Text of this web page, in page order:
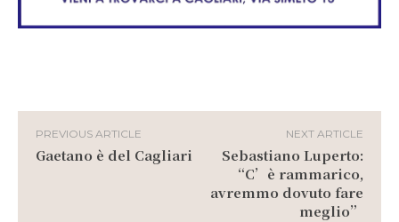
PREVIOUS ARTICLE
Gaetano è del Cagliari
NEXT ARTICLE
Sebastiano Luperto:
“C’è rammarico,
avremmo dovuto fare
meglio”